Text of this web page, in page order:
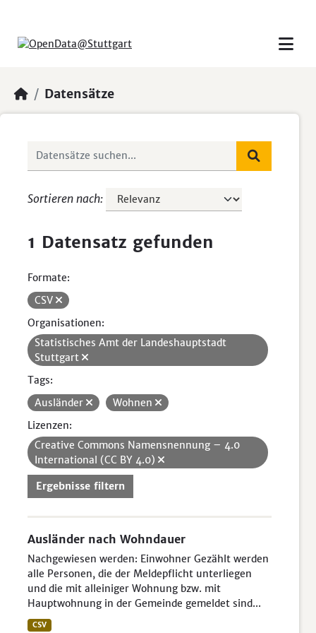
Datensätze
Sortieren nach
1 Datensatz gefunden
Formate:
CSV
Organisationen:
Statistisches Amt der Landeshauptstadt
Stuttgart
Tags:
Ausländer
Wohnen
Lizenzen:
Creative Commons Namensnennung – 4.0
International (CC BY 4.0)
Ergebnisse filtern
Ausländer nach Wohndauer
Nachgewiesen werden: Einwohner Gezählt werden
alle Personen, die der Meldepflicht unterliegen
und die mit alleiniger Wohnung bzw. mit
Hauptwohnung in der Gemeinde gemeldet sind...
CSV